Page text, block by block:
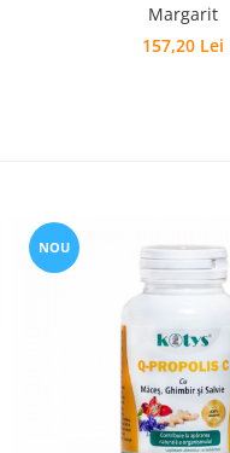
Margarit
157,20 Lei
NOU